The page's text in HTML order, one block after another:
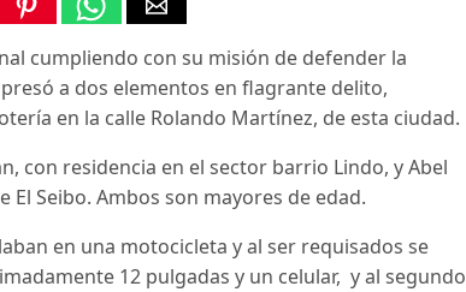
cumpliendo con su misión de defender la
a dos elementos en flagrante delito,
en la calle Rolando Martínez, de esta ciudad.
con residencia en el sector barrio Lindo, y Abel
El Seibo. Ambos son mayores de edad.
en una motocicleta y al ser requisados se
12 pulgadas y un celular, y al segundo